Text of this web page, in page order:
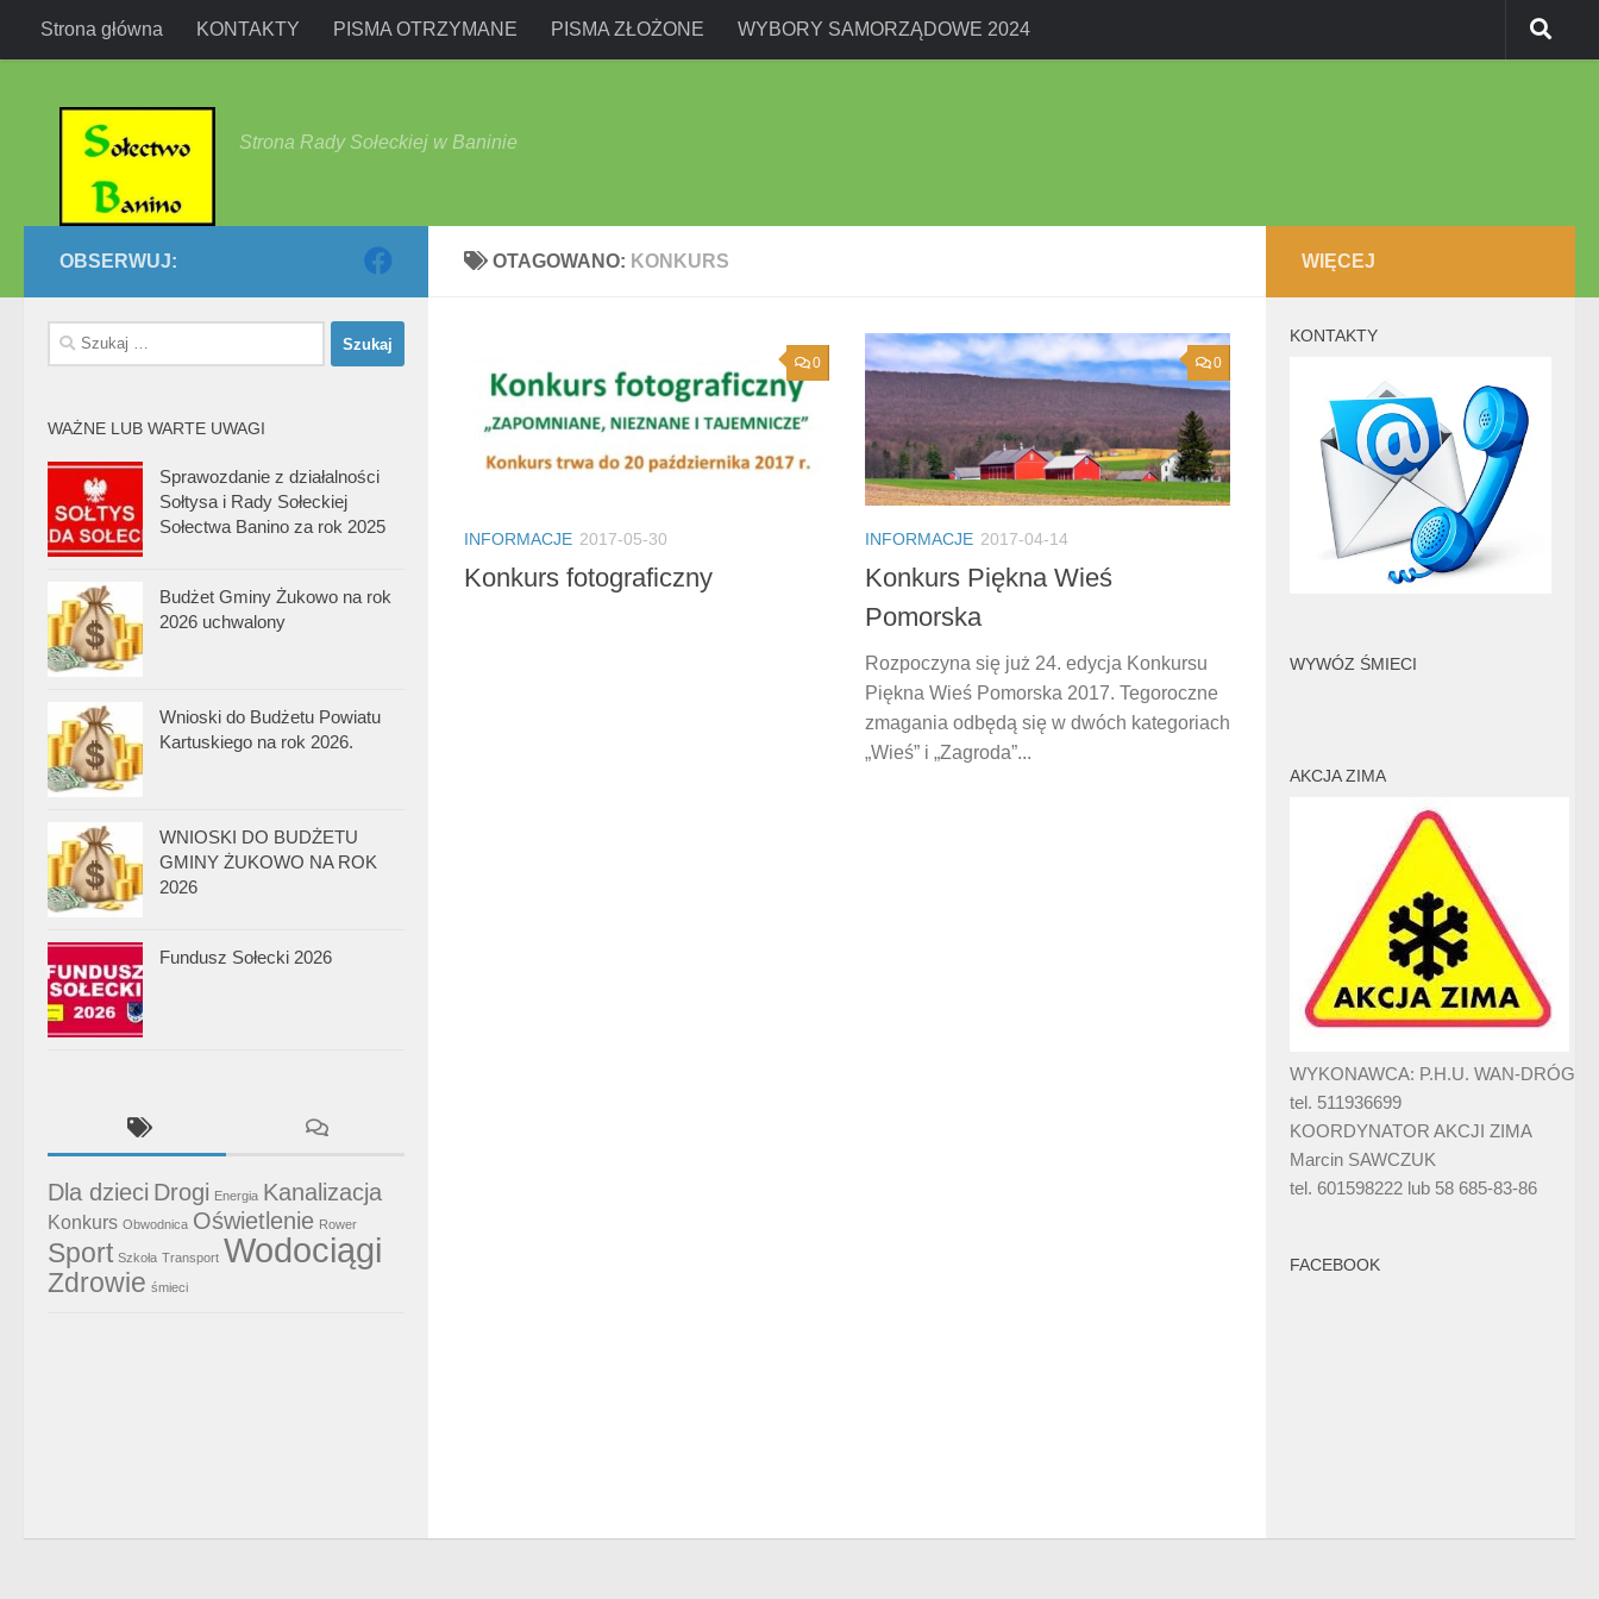
Przejdź do treści
Strona główna KONTAKTY PISMA OTRZYMANE PISMA ZŁOŻONE WYBORY SAMORZĄDOWE 2024
Strona Rady Sołeckiej w Baninie
OTAGOWANO: KONKURS
0
INFORMACJE 2017-05-30
Konkurs fotograficzny
0
INFORMACJE 2017-04-14
Konkurs Piękna Wieś
Pomorska
Rozpoczyna się już 24. edycja Konkursu
Piękna Wieś Pomorska 2017. Tegoroczne
zmagania odbędą się w dwóch kategoriach
„Wieś” i „Zagroda”...
OBSERWUJ:
Szukaj:
WAŻNE LUB WARTE UWAGI
Sprawozdanie z działalności
Sołtysa i Rady Sołeckiej
Sołectwa Banino za rok 2025
Budżet Gminy Żukowo na rok
2026 uchwalony
Wnioski do Budżetu Powiatu
Kartuskiego na rok 2026.
WNIOSKI DO BUDŻETU
GMINY ŻUKOWO NA ROK
2026
Fundusz Sołecki 2026
Dla dzieci Drogi Energia Kanalizacja
Konkurs Obwodnica Oświetlenie Rower
Sport Szkoła Transport Wodociągi
Zdrowie śmieci
WIĘCEJ
KONTAKTY
WYWÓZ ŚMIECI
AKCJA ZIMA
WYKONAWCA: P.H.U. WAN-DRÓG
tel. 511936699
KOORDYNATOR AKCJI ZIMA
Marcin SAWCZUK
tel. 601598222 lub 58 685-83-86
FACEBOOK